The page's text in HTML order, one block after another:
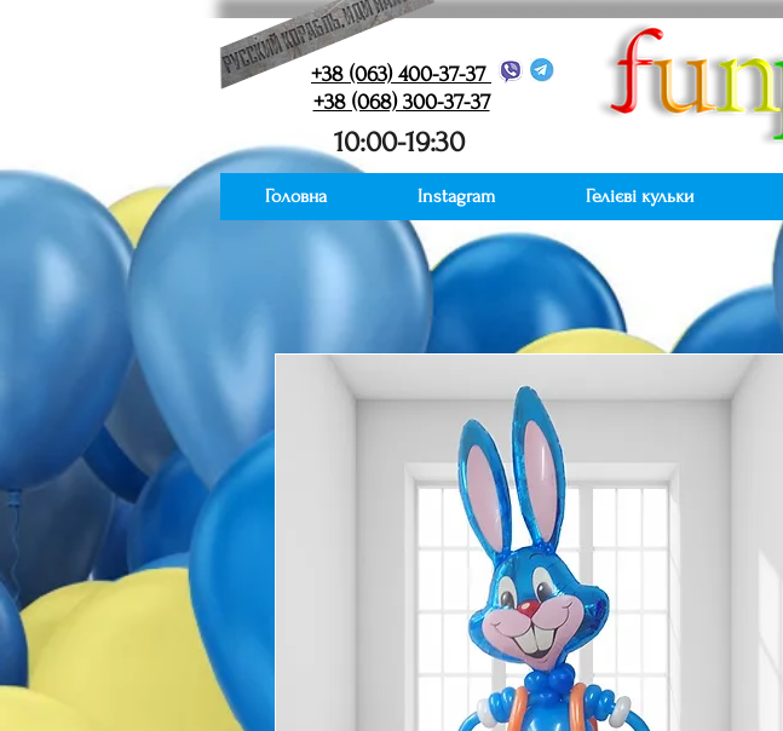
+38 (063) 400-37-37
+38 (068) 300-37-37
10:00-19:30
Головна Instagram Гелієві кульки